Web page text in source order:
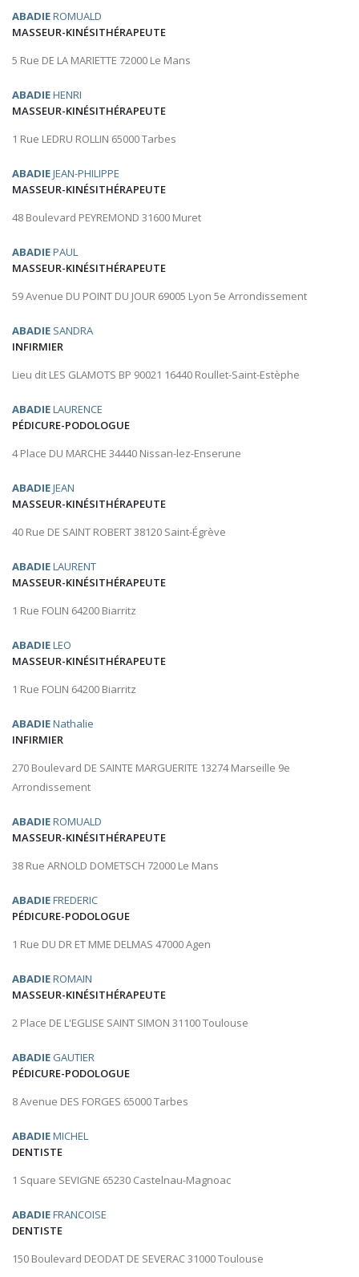
ABADIEROMUALD
MASSEUR-KINÉSITHÉRAPEUTE
5 Rue DE LA MARIETTE 72000 Le Mans
ABADIEHENRI
MASSEUR-KINÉSITHÉRAPEUTE
1 Rue LEDRU ROLLIN 65000 Tarbes
ABADIEJEAN-PHILIPPE
MASSEUR-KINÉSITHÉRAPEUTE
48 Boulevard PEYREMOND 31600 Muret
ABADIEPAUL
MASSEUR-KINÉSITHÉRAPEUTE
59 Avenue DU POINT DU JOUR 69005 Lyon 5e Arrondissement
ABADIE SANDRA
INFIRMIER
Lieu dit LES GLAMOTS BP 90021 16440 Roullet-Saint-Estèphe
ABADIELAURENCE
PÉDICURE-PODOLOGUE
4 Place DU MARCHE 34440 Nissan-lez-Enserune
ABADIEJEAN
MASSEUR-KINÉSITHÉRAPEUTE
40 Rue DE SAINT ROBERT 38120 Saint-Égrève
ABADIELAURENT
MASSEUR-KINÉSITHÉRAPEUTE
1 Rue FOLIN 64200 Biarritz
ABADIELEO
MASSEUR-KINÉSITHÉRAPEUTE
1 Rue FOLIN 64200 Biarritz
ABADIENathalie
INFIRMIER
270 Boulevard DE SAINTE MARGUERITE 13274 Marseille 9e
Arrondissement
ABADIEROMUALD
MASSEUR-KINÉSITHÉRAPEUTE
38 Rue ARNOLD DOMETSCH 72000 Le Mans
ABADIEFREDERIC
PÉDICURE-PODOLOGUE
1 Rue DU DR ET MME DELMAS 47000 Agen
ABADIEROMAIN
MASSEUR-KINÉSITHÉRAPEUTE
2 Place DE L'EGLISE SAINT SIMON 31100 Toulouse
ABADIE GAUTIER
PÉDICURE-PODOLOGUE
8 Avenue DES FORGES 65000 Tarbes
ABADIEMICHEL
DENTISTE
1 Square SEVIGNE 65230 Castelnau-Magnoac
ABADIEFRANCOISE
DENTISTE
150 Boulevard DEODAT DE SEVERAC 31000 Toulouse